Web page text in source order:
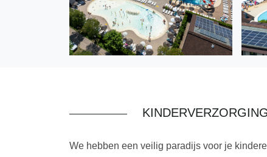
We hebben een veilig paradijs voor je